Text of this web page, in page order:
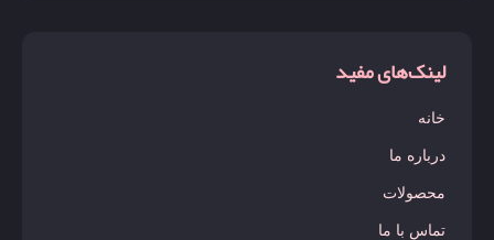
لینک‌های مفید
خانه
درباره ما
محصولات
تماس با ما